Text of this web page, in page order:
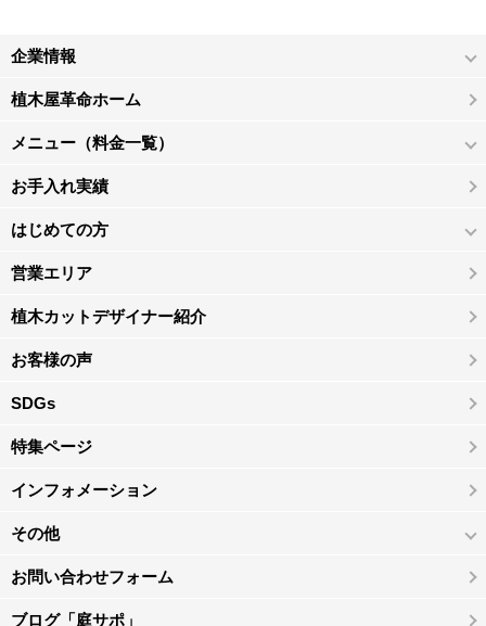
企業情報
植木屋革命ホーム
メニュー（料金一覧）
お手入れ実績
はじめての方
営業エリア
植木カットデザイナー紹介
お客様の声
SDGs
特集ページ
インフォメーション
その他
お問い合わせフォーム
ブログ「庭サポ」